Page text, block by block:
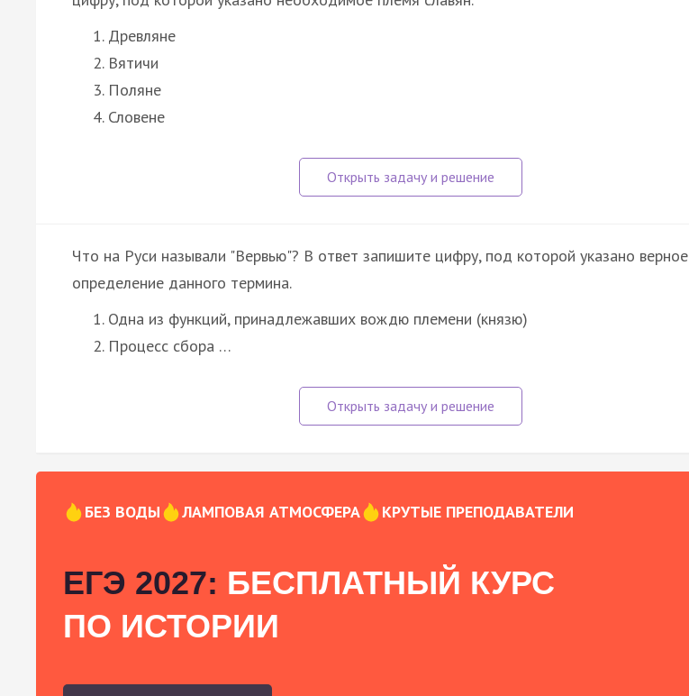
Древляне
Вятичи
Поляне
Словене
Что на Руси называли "Вервью"? В ответ запишите цифру, под которой указано верное
определение данного термина.
Одна из функций, принадлежавших вождю племени (князю)
Процесс сбора …
БЕЗ ВОДЫ ЛАМПОВАЯ АТМОСФЕРА КРУТЫЕ ПРЕПОДАВАТЕЛИ
ЕГЭ 2027: БЕСПЛАТНЫЙ КУРС
ПО ИСТОРИИ